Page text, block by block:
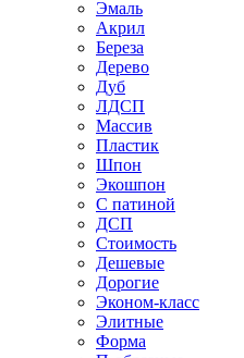
Эмаль
Акрил
Береза
Дерево
Дуб
ЛДСП
Массив
Пластик
Шпон
Экошпон
С патиной
ДСП
Стоимость
Дешевые
Дорогие
Эконом-класс
Элитные
Форма